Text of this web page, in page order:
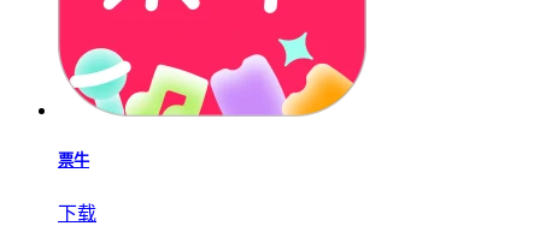
票牛
下载